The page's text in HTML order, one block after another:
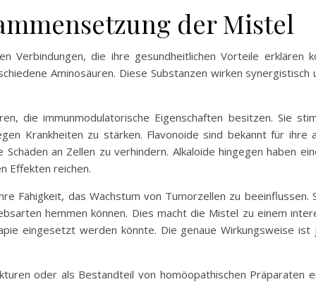
der Mistel
Verbindungen, die ihre gesundheitlichen Vorteile erklären
Aminosäuren. Diese Substanzen wirken
die immunmodulatorische Eigenschaften besitzen. Sie
Krankheiten zu stärken. Flavonoide sind bekannt für ihre
an Zellen zu verhindern. Alkaloide hingegen haben
Effekten reichen.
Fähigkeit, das Wachstum von Tumorzellen zu
hemmen können. Dies macht die Mistel zu einem
eingesetzt werden könnte. Die genaue Wirkungsweise
oder als Bestandteil von homöopathischen Präparaten